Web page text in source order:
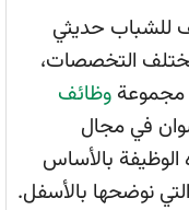
للشباب حديثي
التخصصات،
مجموعة وظائف
في مجال
بالأساس
نوضحها بالأسفل.